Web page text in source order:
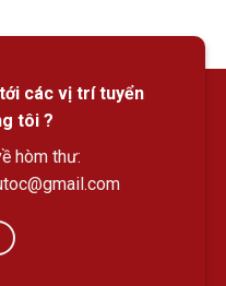
các vị trí tuyển
tôi ?
hòm thư: